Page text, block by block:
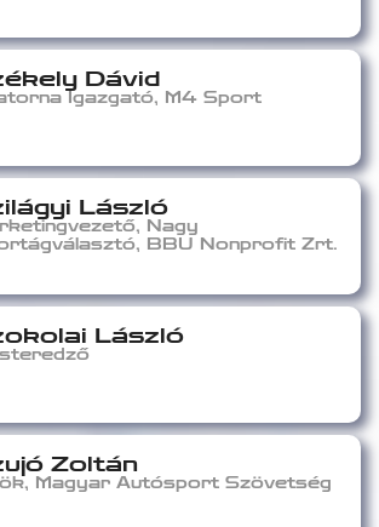
Dávid
Igazgató, M4 Sport
László
Nagy
BBU Nonprofit Zrt.
László
Zoltán
Magyar Autósport Szövetség